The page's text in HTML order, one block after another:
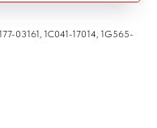
03161, 1C041-17014, 1G565-